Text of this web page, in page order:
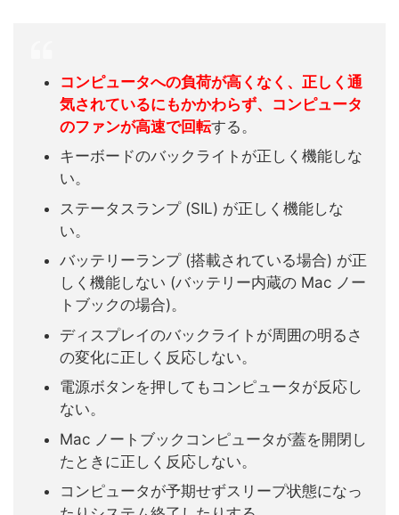
コンピュータへの負荷が高くなく、正しく通
気されているにもかかわらず、コンピュータ
のファンが高速で回転する。
キーボードのバックライトが正しく機能しな
い。
ステータスランプ (SIL) が正しく機能しな
い。
バッテリーランプ (搭載されている場合) が正
しく機能しない (バッテリー内蔵の Mac ノー
トブックの場合)。
ディスプレイのバックライトが周囲の明るさ
の変化に正しく反応しない。
電源ボタンを押してもコンピュータが反応し
ない。
Mac ノートブックコンピュータが蓋を開閉し
たときに正しく反応しない。
コンピュータが予期せずスリープ状態になっ